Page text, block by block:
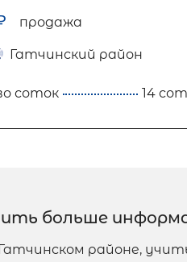
продажа
Гатчинский район
соток 14
больше
районе,